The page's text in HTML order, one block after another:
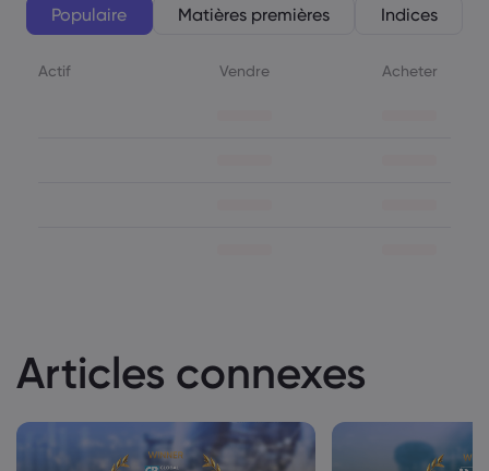
Populaire Matières premières Indices
Actif Vendre Acheter
Articles connexes